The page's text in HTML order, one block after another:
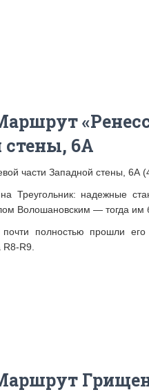
стены, 6А
части Западной стены, 6А
Треугольник: надежные
Волошановским — тогда им
полностью прошли
R9.